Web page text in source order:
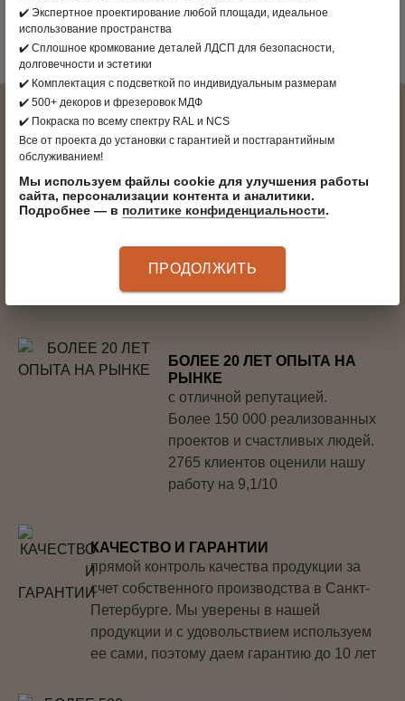
ЗАКАЗАТЬ Цена:по запросу
ОРГАНИЗУЕМ ДОМ. НАВОДИМ ПОРЯДОК
Ценим каждый миллиметр пространства, учитывая ваш вкус, потребности и
быстро спроектируем и изготовим (от 3-х
дней) комплексное решение под ключ для
хранения вещей для любой части дома
БОЛЕЕ 20 ЛЕТ ОПЫТА НА
РЫНКЕ
с отличной репутацией.
Более 150 000 реализованных
проектов и счастливых людей.
2765 клиентов оценили нашу
работу на 9,1/10
КАЧЕСТВО И ГАРАНТИИ
прямой контроль качества продукции за
счет собственного производства в Санкт-
Петербурге. Мы уверены в нашей
продукции и с удовольствием используем
ее сами, поэтому даем гарантию до 10 лет
✔️ Экспертное проектирование любой площади, идеальное
использование пространства
✔️ Сплошное кромкование деталей ЛДСП для безопасности,
долговечности и эстетики
✔️ Комплектация с подсветкой по индивидуальным размерам
✔️ 500+ декоров и фрезеровок МДФ
✔️ Покраска по всему спектру RAL и NCS
Все от проекта до установки с гарантией и постгарантийным
обслуживанием!
Мы используем файлы cookie для улучшения работы
сайта, персонализации контента и аналитики.
Подробнее — в политике конфиденциальности.
ПРОДОЛЖИТЬ